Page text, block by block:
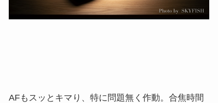
AFもスッとキマり、特に問題無く作動。合焦時間